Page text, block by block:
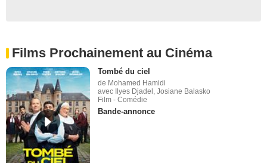
Films Prochainement au Cinéma
Tombé du ciel
de Mohamed Hamidi
avec Ilyes Djadel, Josiane Balasko
Film - Comédie
Bande-annonce